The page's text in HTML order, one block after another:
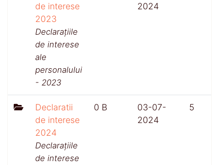
de interese
2023
Declarațiile
de interese
ale
personalului
- 2023
2024
Declaratii
de interese
2024
Declarațiile
de interese
0 B
03-07-
2024
5